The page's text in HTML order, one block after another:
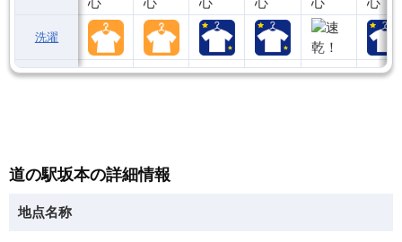
洗濯
道の駅坂本の詳細情報
地点名称